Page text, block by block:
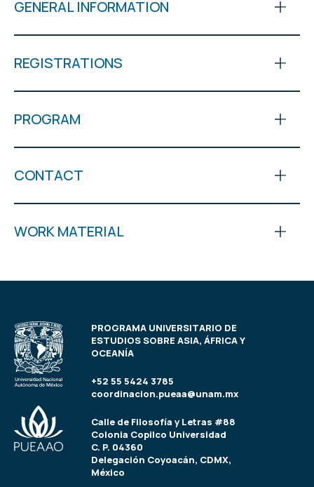
GENERAL INFORMATION
REGISTRATIONS
PROGRAM
CONTACT
WORK MATERIAL
PROGRAMA UNIVERSITARIO DE
ESTUDIOS SOBRE ASIA, ÁFRICA Y
OCEANÍA
+52 55 5424 3785
coordinacion.pueaa@unam.mx
Calle de Filosofía y Letras #88
Colonia Copilco Universidad
C. P. 04360
Delegación Coyoacán, CDMX,
México